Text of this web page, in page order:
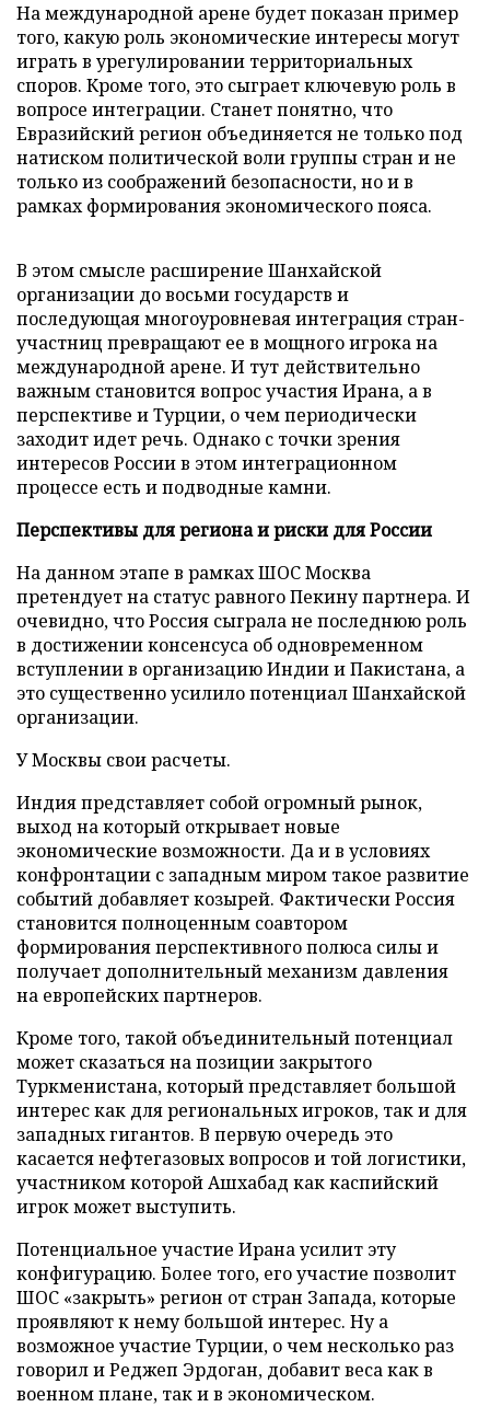
На международной арене будет показан пример
того, какую роль экономические интересы могут
играть в урегулировании территориальных
споров. Кроме того, это сыграет ключевую роль в
вопросе интеграции. Станет понятно, что
Евразийский регион объединяется не только под
натиском политической воли группы стран и не
только из соображений безопасности, но и в
рамках формирования экономического пояса.
В этом смысле расширение Шанхайской
организации до восьми государств и
последующая многоуровневая интеграция стран-
участниц превращают ее в мощного игрока на
международной арене. И тут действительно
важным становится вопрос участия Ирана, а в
перспективе и Турции, о чем периодически
заходит идет речь. Однако с точки зрения
интересов России в этом интеграционном
процессе есть и подводные камни.
Перспективы для региона и риски для России
На данном этапе в рамках ШОС Москва
претендует на статус равного Пекину партнера. И
очевидно, что Россия сыграла не последнюю роль
в достижении консенсуса об одновременном
вступлении в организацию Индии и Пакистана, а
это существенно усилило потенциал Шанхайской
организации.
У Москвы свои расчеты.
Индия представляет собой огромный рынок,
выход на который открывает новые
экономические возможности. Да и в условиях
конфронтации с западным миром такое развитие
событий добавляет козырей. Фактически Россия
становится полноценным соавтором
формирования перспективного полюса силы и
получает дополнительный механизм давления
на европейских партнеров.
Кроме того, такой объединительный потенциал
может сказаться на позиции закрытого
Туркменистана, который представляет большой
интерес как для региональных игроков, так и для
западных гигантов. В первую очередь это
касается нефтегазовых вопросов и той логистики,
участником которой Ашхабад как каспийский
игрок может выступить.
Потенциальное участие Ирана усилит эту
конфигурацию. Более того, его участие позволит
ШОС «закрыть» регион от стран Запада, которые
проявляют к нему большой интерес. Ну а
возможное участие Турции, о чем несколько раз
говорил и Реджеп Эрдоган, добавит веса как в
военном плане, так и в экономическом.